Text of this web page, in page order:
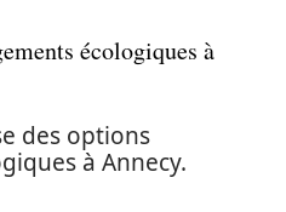
écologiques à
des options
à Annecy.